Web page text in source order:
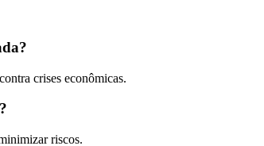
crises econômicas.
riscos.